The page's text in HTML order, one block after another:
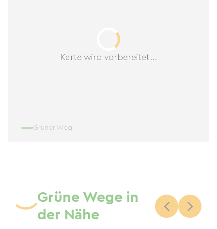
Karte wird vorbereitet...
Grüner Weg
Grüne Wege in
der Nähe